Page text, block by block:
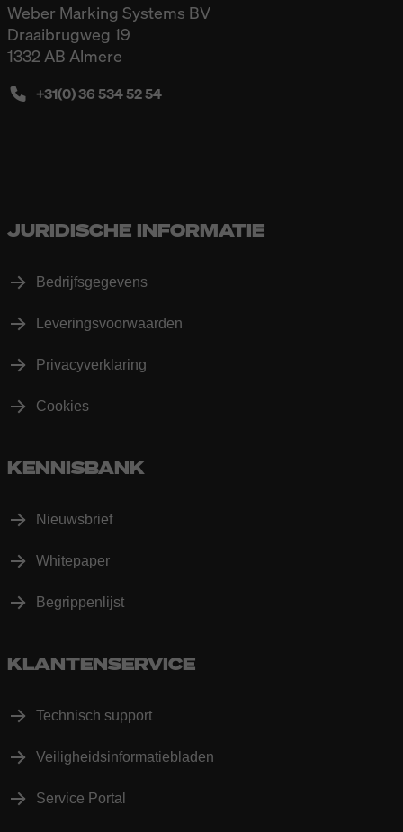
Weber Marking Systems BV
Draaibrugweg 19
1332 AB Almere
+31(0) 36 534 52 54
JURIDISCHE INFORMATIE
Bedrijfsgegevens
Leveringsvoorwaarden
Privacyverklaring
Cookies
KENNISBANK
Nieuwsbrief
Whitepaper
Begrippenlijst
KLANTENSERVICE
Technisch support
Veiligheidsinformatiebladen
Service Portal